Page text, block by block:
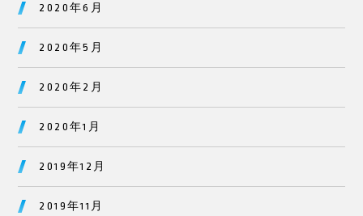
2020年6月
2020年5月
2020年2月
2020年1月
2019年12月
2019年11月